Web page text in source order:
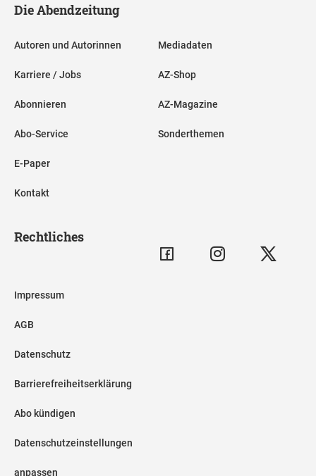
Die Abendzeitung
Autoren und Autorinnen
Karriere / Jobs
Abonnieren
Abo-Service
E-Paper
Kontakt
Mediadaten
AZ-Shop
AZ-Magazine
Sonderthemen
Rechtliches
Impressum
AGB
Datenschutz
Barrierefreiheitserklärung
Abo kündigen
Datenschutzeinstellungen
anpassen